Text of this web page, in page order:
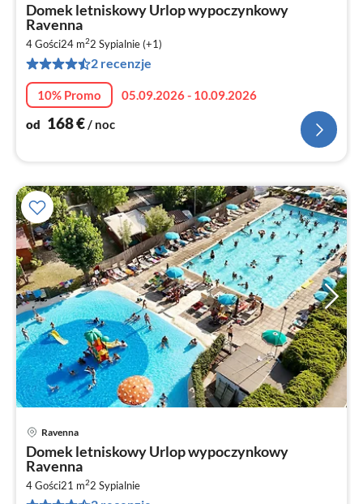
Domek letniskowy Urlop wypoczynkowy
Ravenna
4 Gości24 m22 Sypialnie (+1)
2 recenzje
10% Promo
05.09.2026 - 10.09.2026
od 168€/ noc
Ravenna
Domek letniskowy Urlop wypoczynkowy
Ravenna
4 Gości21 m22 Sypialnie